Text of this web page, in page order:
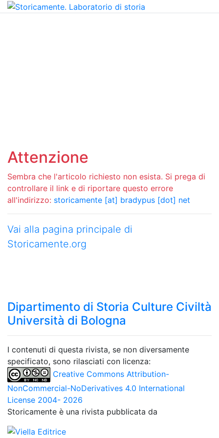
Attenzione
Sembra che l'articolo richiesto non esista. Si prega di
controllare il link e di riportare questo errore
all'indirizzo: storicamente [at] bradypus [dot] net
Vai alla pagina principale di
Storicamente.org
Dipartimento di Storia Culture Civiltà
Università di Bologna
I contenuti di questa rivista, se non diversamente
specificato, sono rilasciati con licenza:
Creative Commons Attribution-
NonCommercial-NoDerivatives 4.0 International
License 2004- 2026
Storicamente è una rivista pubblicata da